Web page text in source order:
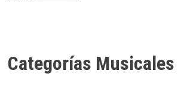
Categorías Musicales